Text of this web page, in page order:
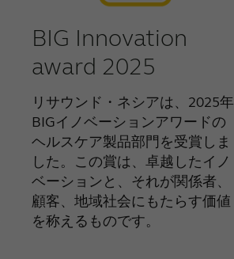
BIG Innovation
award 2025
リサウンド・ネシアは、2025年
BIGイノベーションアワードの
ヘルスケア製品部門を受賞しま
した。この賞は、卓越したイノ
ベーションと、それが関係者、
顧客、地域社会にもたらす価値
を称えるものです。